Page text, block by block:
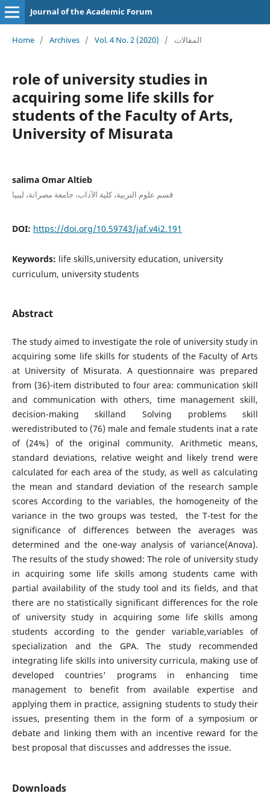
Journal of the Academic Forum
Home / Archives / Vol. 4 No. 2 (2020) / المقالات
role of university studies in
acquiring some life skills for
students of the Faculty of Arts,
University of Misurata
salima Omar Altieb
قسم علوم التربية، كلية الآداب، جامعة مصراتة، ليبيا
DOI: https://doi.org/10.59743/jaf.v4i2.191
Keywords: life skills,university education, university
curriculum, university students
Abstract
The study aimed to investigate the role of university study in
acquiring some life skills for students of the Faculty of Arts
at University of Misurata. A questionnaire was prepared
from (36)-item distributed to four area: communication skill
and communication with others, time management skill,
decision-making skilland Solving problems skill
weredistributed to (76) male and female students inat a rate
of (24%) of the original community. Arithmetic means,
standard deviations, relative weight and likely trend were
calculated for each area of the study, as well as calculating
the mean and standard deviation of the research sample
scores According to the variables, the homogeneity of the
variance in the two groups was tested, the T-test for the
significance of differences between the averages was
determined and the one-way analysis of variance(Anova).
The results of the study showed: The role of university study
in acquiring some life skills among students came with
partial availability of the study tool and its fields, and that
there are no statistically significant differences for the role
of university study in acquiring some life skills among
students according to the gender variable,variables of
specialization and the GPA. The study recommended
integrating life skills into university curricula, making use of
developed countries' programs in enhancing time
management to benefit from available expertise and
applying them in practice, assigning students to study their
issues, presenting them in the form of a symposium or
debate and linking them with an incentive reward for the
best proposal that discusses and addresses the issue.
Downloads